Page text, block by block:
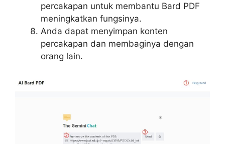
percakapan untuk membantu Bard PDF
meningkatkan fungsinya.
Anda dapat menyimpan konten
percakapan dan membaginya dengan
orang lain.